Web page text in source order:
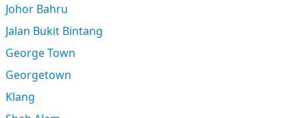
Johor Bahru
Jalan Bukit Bintang
George Town
Georgetown
Klang